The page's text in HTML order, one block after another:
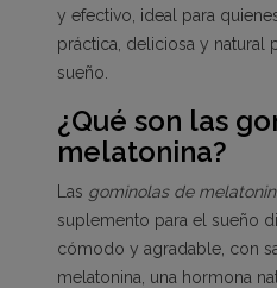
y efectivo, ideal para
práctica, deliciosa y natural
sueño.
¿Qué son las
melatonina?
Las gominolas de
suplemento para el sueño
cómodo y agradable, con
melatonina, una hormona